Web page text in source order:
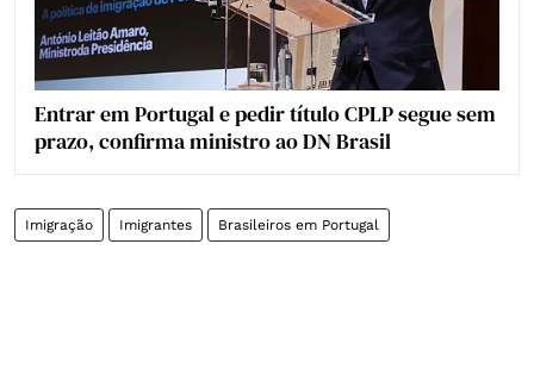
Entrar em Portugal e pedir título CPLP segue sem
prazo, confirma ministro ao DN Brasil
Imigração Imigrantes Brasileiros em Portugal